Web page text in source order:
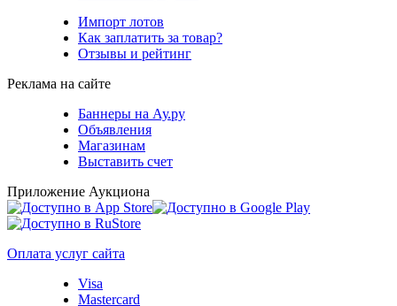
Импорт лотов
Как заплатить за товар?
Отзывы и рейтинг
Реклама на сайте
Баннеры на Ау.ру
Объявления
Магазинам
Выставить счет
Приложение Аукциона
Оплата услуг сайта
Visa
Mastercard